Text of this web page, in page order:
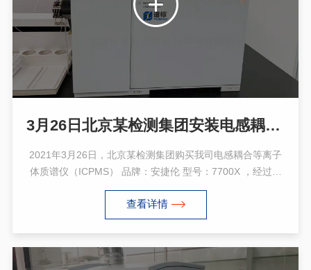
3月26日北京某检测集团安装电感耦合等离子体质谱仪ICPMS 7700x
2021年3月26日，北京某检测集团购买我司电感耦合等离子
体质谱仪（ICPMS） 品牌：安捷伦 型号：7700X ，经过安
装、调试、培训完毕，仪器运转正常，通过了客户的验收，
感谢客户的认可与支持!ICPMS 7700x提供了各种可选部件和
附属配件(比如与各种色谱联用的接口，有机溶剂的直接进样
分析需求提供个性化的选择。
查看详情